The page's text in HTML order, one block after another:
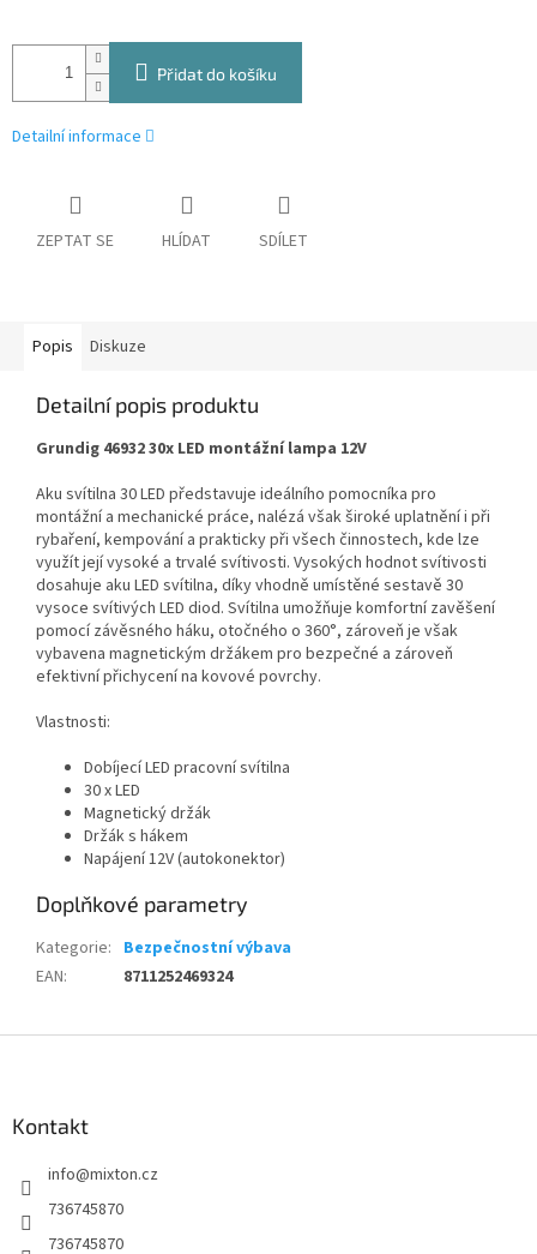
Přidat do košíku
Detailní informace
ZEPTAT SE HLÍDAT SDÍLET
Popis Diskuze
Detailní popis produktu
Grundig 46932 30x LED montážní lampa 12V
Aku svítilna 30 LED představuje ideálního pomocníka pro
montážní a mechanické práce, nalézá však široké uplatnění i při
rybaření, kempování a prakticky při všech činnostech, kde lze
využít její vysoké a trvalé svítivosti. Vysokých hodnot svítivosti
dosahuje aku LED svítilna, díky vhodně umístěné sestavě 30
vysoce svítivých LED diod. Svítilna umožňuje komfortní zavěšení
pomocí závěsného háku, otočného o 360°, zároveň je však
vybavena magnetickým držákem pro bezpečné a zároveň
efektivní přichycení na kovové povrchy.
Vlastnosti:
Dobíjecí LED pracovní svítilna
30 x LED
Magnetický držák
Držák s hákem
Napájení 12V (autokonektor)
Doplňkové parametry
Kategorie: Bezpečnostní výbava
EAN: 8711252469324
Kontakt
info@mixton.cz
736745870
736745870